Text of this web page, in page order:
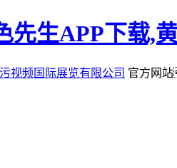
先生APP下载,
视频国际展览有限公司 官方网